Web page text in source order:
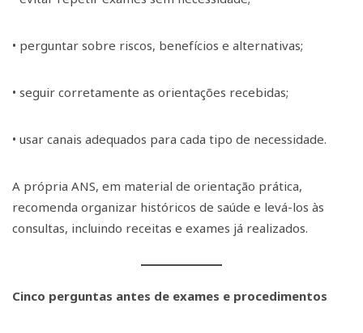
• perguntar sobre riscos, benefícios e alternativas;
• seguir corretamente as orientações recebidas;
• usar canais adequados para cada tipo de necessidade.
A própria ANS, em material de orientação prática,
recomenda organizar históricos de saúde e levá-los às
consultas, incluindo receitas e exames já realizados.
Cinco perguntas antes de exames e procedimentos